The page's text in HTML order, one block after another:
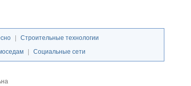
Строительные технологии
Социальные сети